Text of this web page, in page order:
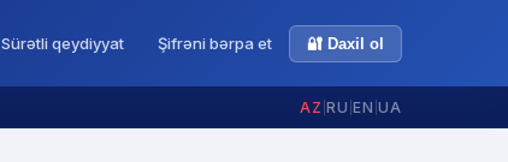
Sürətli qeydiyyat Şifrəni bərpa et 🔐 Daxil ol
AZ RU EN UA